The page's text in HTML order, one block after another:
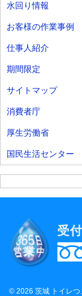
水回り情報
お客様の作業事例
仕事人紹介
期間限定
サイトマップ
消費者庁
厚生労働省
国民生活センター
受
© 2026 茨城 トイレつ